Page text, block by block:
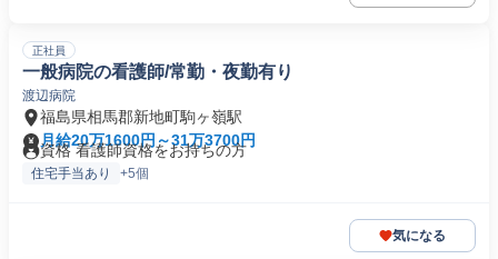
正社員
一般病院の看護師/常勤・夜勤有り
渡辺病院
福島県相馬郡新地町駒ヶ嶺駅
月給20万1600円～31万3700円
資格 看護師資格をお持ちの方
住宅手当あり +5個
気になる